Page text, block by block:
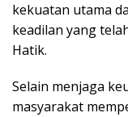
kekuatan utama
keadilan yang
Hatik.
Selain menjaga
masyarakat